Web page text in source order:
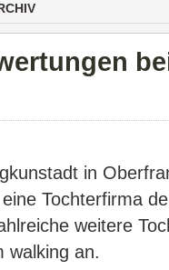
in
Tochterfirma
weitere
walking an.